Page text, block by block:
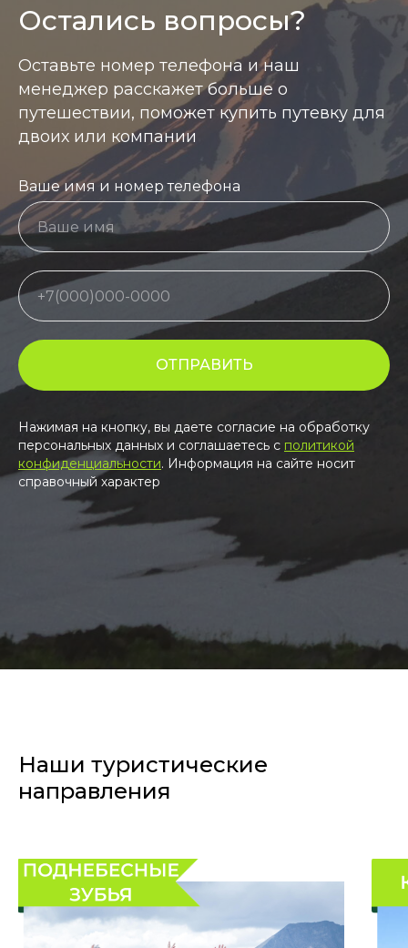
Остались вопросы?
Оставьте номер телефона и наш
менеджер расскажет больше о
путешествии, поможет купить путевку для
двоих или компании
Ваше имя и номер телефона
ОТПРАВИТЬ
Нажимая на кнопку, вы даете согласие на обработку
персональных данных и соглашаетесь c политикой
конфиденциальности. Информация на сайте носит
справочный характер
Наши туристические
направления